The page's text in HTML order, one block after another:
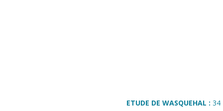
ETUDE DE WASQUEHAL : 34